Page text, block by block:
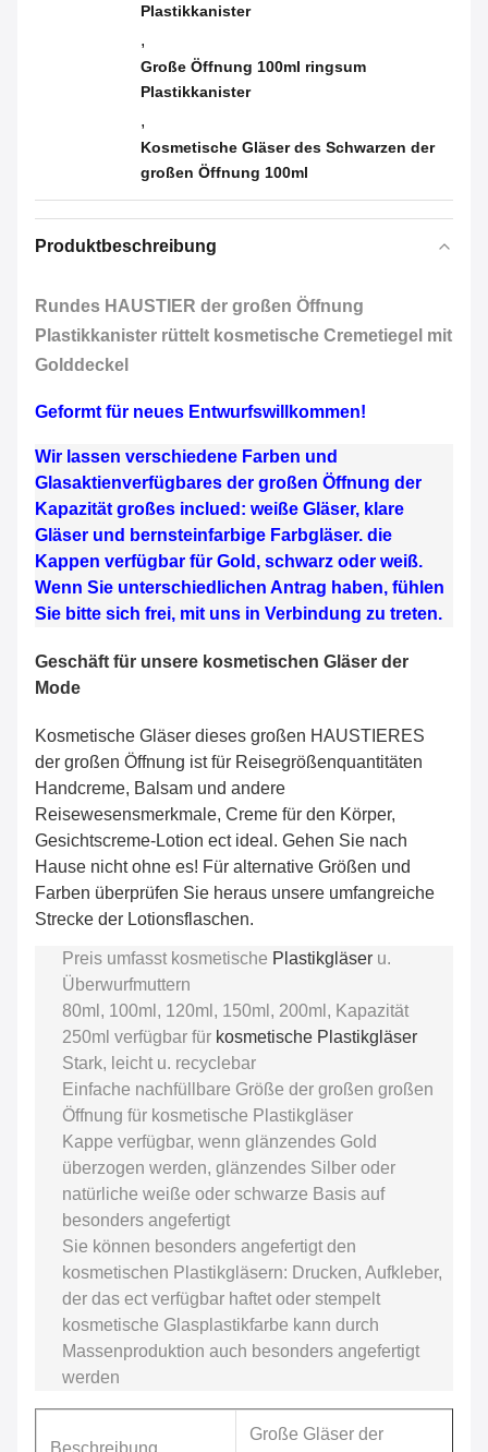
Plastikkanister
,
Große Öffnung 100ml ringsum
Plastikkanister
,
Kosmetische Gläser des Schwarzen der
großen Öffnung 100ml
Produktbeschreibung
Rundes HAUSTIER der großen Öffnung
Plastikkanister rüttelt kosmetische Cremetiegel mit
Golddeckel
Geformt für neues Entwurfswillkommen!
Wir lassen verschiedene Farben und
Glasaktienverfügbares der großen Öffnung der
Kapazität großes inclued: weiße Gläser, klare
Gläser und bernsteinfarbige Farbgläser. die
Kappen verfügbar für Gold, schwarz oder weiß.
Wenn Sie unterschiedlichen Antrag haben, fühlen
Sie bitte sich frei, mit uns in Verbindung zu treten.
Geschäft für unsere kosmetischen Gläser der
Mode
Kosmetische Gläser dieses großen HAUSTIERES
der großen Öffnung ist für Reisegrößenquantitäten
Handcreme, Balsam und andere
Reisewesensmerkmale, Creme für den Körper,
Gesichtscreme-Lotion ect ideal. Gehen Sie nach
Hause nicht ohne es! Für alternative Größen und
Farben überprüfen Sie heraus unsere umfangreiche
Strecke der Lotionsflaschen.
Preis umfasst kosmetische Plastikgläser u.
Überwurfmuttern
80ml, 100ml, 120ml, 150ml, 200ml, Kapazität
250ml verfügbar für kosmetische Plastikgläser
Stark, leicht u. recyclebar
Einfache nachfüllbare Größe der großen großen
Öffnung für kosmetische Plastikgläser
Kappe verfügbar, wenn glänzendes Gold
überzogen werden, glänzendes Silber oder
natürliche weiße oder schwarze Basis auf
besonders angefertigt
Sie können besonders angefertigt den
kosmetischen Plastikgläsern: Drucken, Aufkleber,
der das ect verfügbar haftet oder stempelt
kosmetische Glasplastikfarbe kann durch
Massenproduktion auch besonders angefertigt
werden
Beschreibung
Große Gläser der